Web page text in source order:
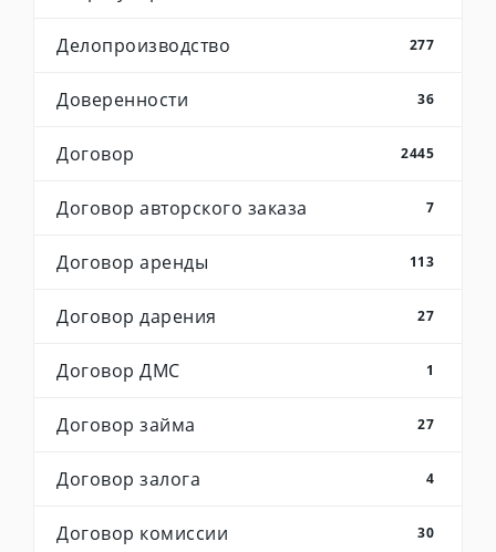
Делопроизводство 277
Доверенности 36
Договор 2445
Договор авторского заказа 7
Договор аренды 113
Договор дарения 27
Договор ДМС 1
Договор займа 27
Договор залога 4
Договор комиссии 30